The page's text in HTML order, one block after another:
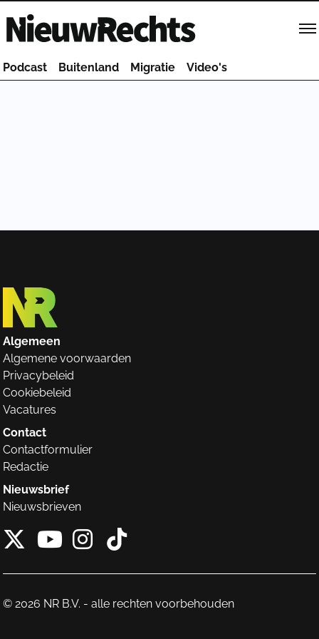
Homepage van NieuwRechts
Podcast Buitenland Migratie Video's
Algemeen
Algemene voorwaarden
Privacybeleid
Cookiebeleid
Vacatures
Contact
Contactformulier
Redactie
Nieuwsbrief
Nieuwsbrieven
X van NieuwRechts
Instagram van
Tiktok van
© 2026 NR B.V. - alle rechten voorbehouden